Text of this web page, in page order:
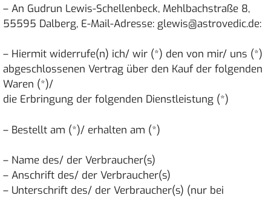
– An Gudrun Lewis-Schellenbeck, Mehlbachstraße 8,
55595 Dalberg, E-Mail-Adresse: glewis@astrovedic.de:
– Hiermit widerrufe(n) ich/ wir (*) den von mir/ uns (*)
abgeschlossenen Vertrag über den Kauf der folgenden
Waren (*)/
die Erbringung der folgenden Dienstleistung (*)
– Bestellt am (*)/ erhalten am (*)
– Name des/ der Verbraucher(s)
– Anschrift des/ der Verbraucher(s)
– Unterschrift des/ der Verbraucher(s) (nur bei